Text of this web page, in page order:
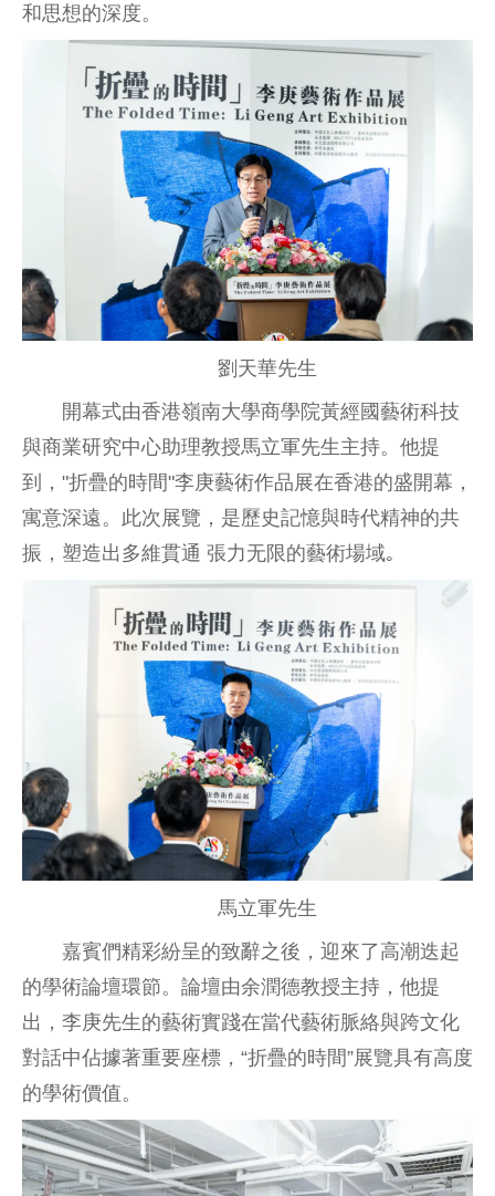
和思想的深度。
劉天華先生
開幕式由香港嶺南大學商學院黃經國藝術科技
與商業研究中心助理教授馬立軍先生主持。他提
到，"折疊的時間"李庚藝術作品展在香港的盛開幕，
寓意深遠。此次展覽，是歷史記憶與時代精神的共
振，塑造出多維貫通 張⼒⽆限的藝術場域｡
馬立軍先生
嘉賓們精彩紛呈的致辭之後，迎來了高潮迭起
的學術論壇環節。論壇由余潤德教授主持，他提
出，李庚先生的藝術實踐在當代藝術脈絡與跨文化
對話中佔據著重要座標，“折疊的時間”展覽具有高度
的學術價值。